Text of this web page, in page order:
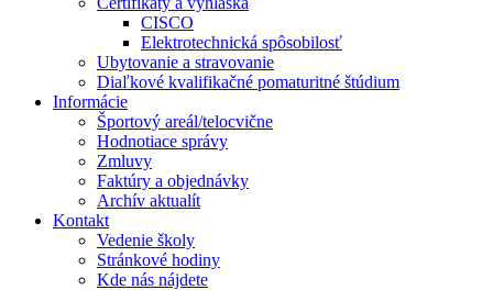
CISCO
Elektrotechnická spôsobilosť
Ubytovanie a stravovanie
Diaľkové kvalifikačné pomaturitné štúdium
Informácie
Športový areál/telocvične
Hodnotiace správy
Zmluvy
Faktúry a objednávky
Archív aktualít
Kontakt
Vedenie školy
Stránkové hodiny
Kde nás nájdete